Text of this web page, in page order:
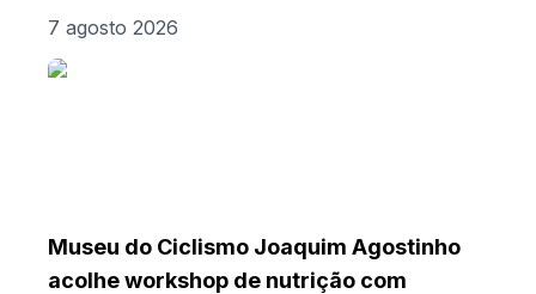
7 agosto 2026
Museu do Ciclismo Joaquim Agostinho
acolhe workshop de nutrição com